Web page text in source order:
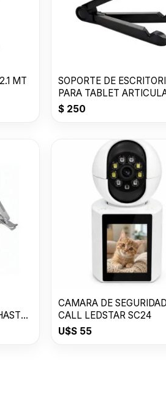
MT
SOPORTE DE
PARA TABLET
$250
CAMARA DE
CALL LEDSTAR SC24
U$S55